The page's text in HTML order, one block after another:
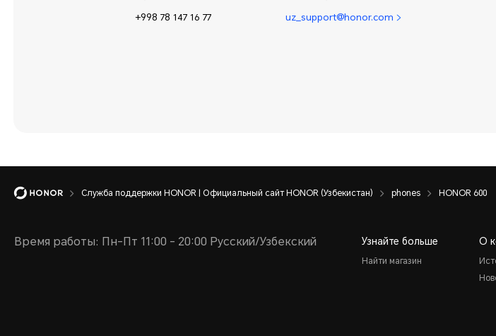
+998 78 147 16 77 uz_support@honor.com
Служба поддержки HONOR | Официальный сайт HONOR (Узбекистан) phones HONOR 600
Время работы: Пн-Пт 11:00 - 20:00 Русский/Узбекский Узнайте больше
Найти магазин
О